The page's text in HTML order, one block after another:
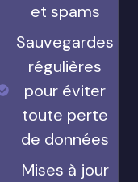
et spams
Sauvegardes
régulières
pour éviter
toute perte
de données
Mises à jour